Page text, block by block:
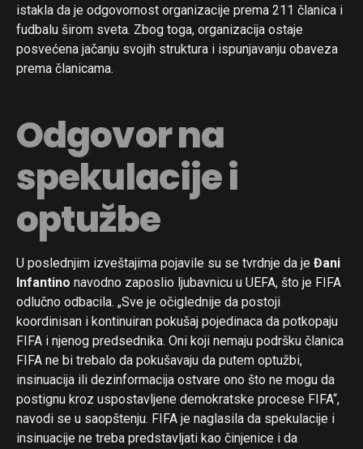
istakla da je odgovornost organizacije prema 211 članica i
fudbalu širom sveta. Zbog toga, organizacija ostaje
posvećena jačanju svojih struktura i ispunjavanju obaveza
prema članicama.
Odgovor na
spekulacije i
optužbe
U poslednjim izveštajima pojavile su se tvrdnje da je Đani
Infantino navodno zaposlio ljubavnicu u UEFA, što je FIFA
odlučno odbacila. „Sve je očiglednije da postoji
koordinisan i kontinuiran pokušaj pojedinaca da potkopaju
FIFA i njenog predsednika. Oni koji nemaju podršku članica
FIFA ne bi trebalo da pokušavaju da putem optužbi,
insinuacija ili dezinformacija ostvare ono što ne mogu da
postignu kroz uspostavljene demokratske procese FIFA“,
navodi se u saopštenju. FIFA je naglasila da spekulacije i
insinuacije ne treba predstavljati kao činjenice i da